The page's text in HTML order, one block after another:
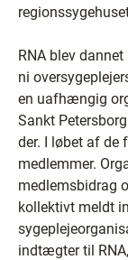
RNA blev
ni
en uafhængig
Sankt
der. I løbet af de
medlemmer.
medlemsbidrag
kollektivt meldt
indtægter til